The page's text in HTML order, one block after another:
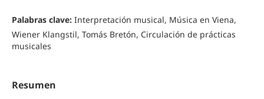
Palabras clave: Interpretación musical, Música en Viena,
Wiener Klangstil, Tomás Bretón, Circulación de prácticas
musicales
Resumen